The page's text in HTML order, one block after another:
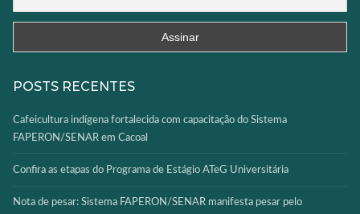
POSTS RECENTES
Cafeicultura indígena fortalecida com capacitação do Sistema
FAPERON/SENAR em Cacoal
Confira as etapas do Programa de Estágio ATeG Universitária
Nota de pesar: Sistema FAPERON/SENAR manifesta pesar pelo